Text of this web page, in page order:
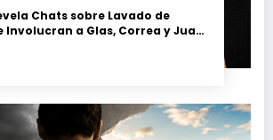
Chats sobre Lavado de
Involucran a Glas, Correa y Juan